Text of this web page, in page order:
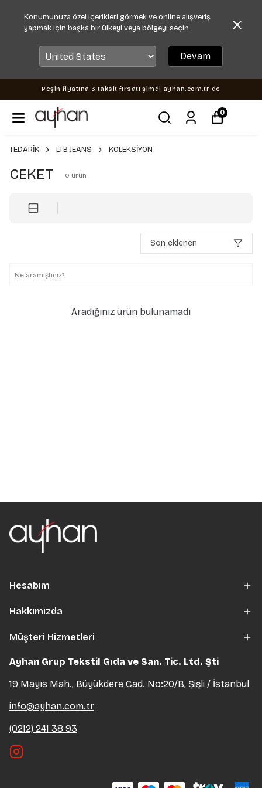
Konumunuza özel içerikleri görmek ve online alışveriş
yapmak için başka bir ülkeyi veya bölgeyi seçin.
Devam
Peşin fiyatına 3 taksit fırsatı şimdi ayhan.com.tr de
0
TEDARİK LTB JEANS KOLEKSİYON
CEKET 0 ürün
Son eklenen
Aradığınız ürün bulunamadı
Hesabım
Hakkımızda
Müşteri Hizmetleri
Ayhan Grup Tekstil Gıda ve San. Tic. Ltd. Şti
19 Mayıs Mah., Büyükdere Cad. No:20/B, Şişli / İstanbul
info@ayhan.com.tr
(0212) 241 38 93